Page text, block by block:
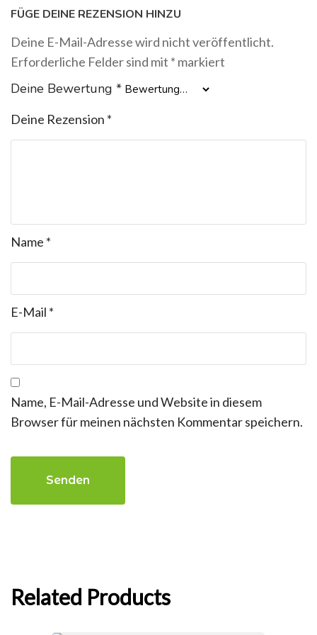
FÜGE DEINE REZENSION HINZU
Deine E-Mail-Adresse wird nicht veröffentlicht.
Erforderliche Felder sind mit * markiert
Deine Bewertung *
Deine Rezension *
Name *
E-Mail *
Name, E-Mail-Adresse und Website in diesem
Browser für meinen nächsten Kommentar speichern.
Related Products